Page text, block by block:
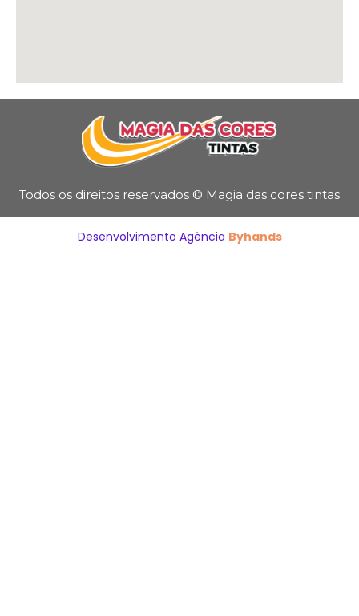
Todos os direitos reservados © Magia das cores tintas
Desenvolvimento Agência Byhands